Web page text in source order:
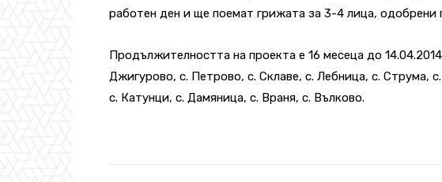
работен ден и ще поемат грижата за 3-4 лица, одобрени
Продължителността на проекта е 16 месеца до
Джигурово, с. Петрово, с. Склаве, с. Лебница, с. Струма,
с. Катунци, с. Дамяница, с. Враня, с. Вълково.